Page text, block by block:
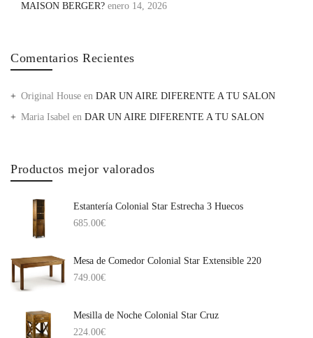
MAISON BERGER? enero 14, 2026
Comentarios Recientes
Original House en DAR UN AIRE DIFERENTE A TU SALON
Maria Isabel en DAR UN AIRE DIFERENTE A TU SALON
Productos mejor valorados
Estantería Colonial Star Estrecha 3 Huecos
685.00€
Mesa de Comedor Colonial Star Extensible 220
749.00€
Mesilla de Noche Colonial Star Cruz
224.00€